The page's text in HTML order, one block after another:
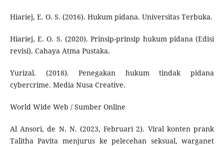
Hiariej, E. O. S. (2016). Hukum pidana. Universitas Terbuka.
Hiariej, E. O. S. (2020). Prinsip-prinsip hukum pidana (Edisi
revisi). Cahaya Atma Pustaka.
Yurizal. (2018). Penegakan hukum tindak pidana
cybercrime. Media Nusa Creative.
World Wide Web / Sumber Online
Al Ansori, de N. N. (2023, Februari 2). Viral konten prank
Talitha Pavita menjurus ke pelecehan seksual, warganet